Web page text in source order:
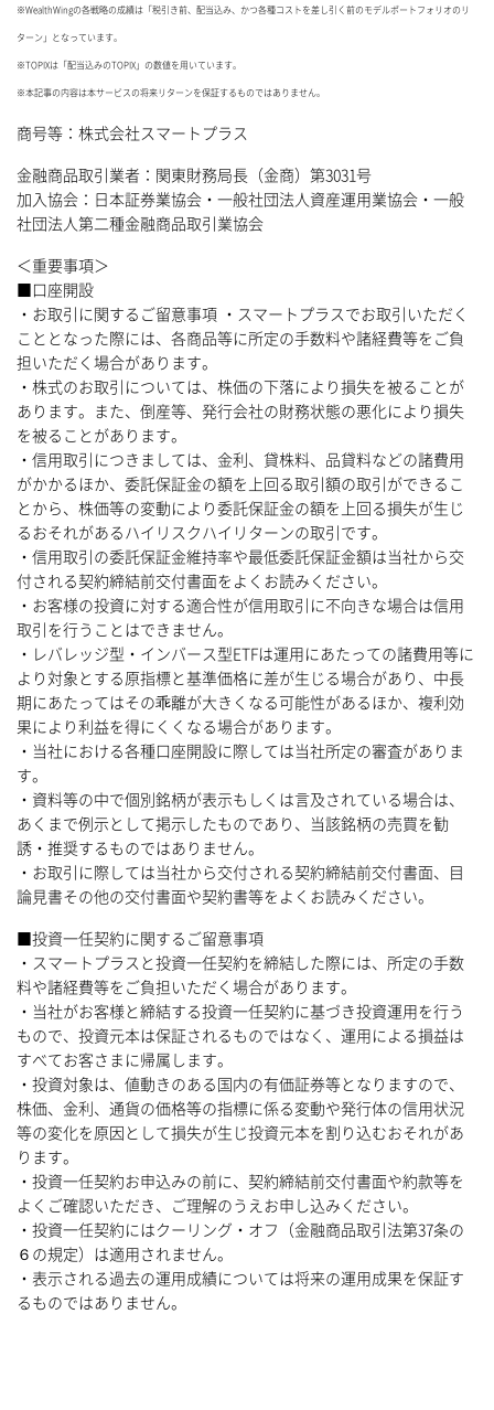
※WealthWingの各戦略の成績は「税引き前、配当込み、かつ各種コストを差し引く前のモデルポートフォリオのリ
ターン」となっています。
※TOPIXは「配当込みのTOPIX」の数値を用いています。
※本記事の内容は本サービスの将来リターンを保証するものではありません。
商号等：株式会社スマートプラス
金融商品取引業者：関東財務局長（金商）第3031号
加入協会：日本証券業協会・一般社団法人資産運用業協会・一般
社団法人第二種金融商品取引業協会
＜重要事項＞
■口座開設
・お取引に関するご留意事項 ・スマートプラスでお取引いただく
こととなった際には、各商品等に所定の手数料や諸経費等をご負
担いただく場合があります。
・株式のお取引については、株価の下落により損失を被ることが
あります。また、倒産等、発行会社の財務状態の悪化により損失
を被ることがあります。
・信用取引につきましては、金利、貸株料、品貸料などの諸費用
がかかるほか、委託保証金の額を上回る取引額の取引ができるこ
とから、株価等の変動により委託保証金の額を上回る損失が生じ
るおそれがあるハイリスクハイリターンの取引です。
・信用取引の委託保証金維持率や最低委託保証金額は当社から交
付される契約締結前交付書面をよくお読みください。
・お客様の投資に対する適合性が信用取引に不向きな場合は信用
取引を行うことはできません。
・レバレッジ型・インバース型ETFは運用にあたっての諸費用等に
より対象とする原指標と基準価格に差が生じる場合があり、中長
期にあたってはその乖離が大きくなる可能性があるほか、複利効
果により利益を得にくくなる場合があります。
・当社における各種口座開設に際しては当社所定の審査がありま
す。
・資料等の中で個別銘柄が表示もしくは言及されている場合は、
あくまで例示として掲示したものであり、当該銘柄の売買を勧
誘・推奨するものではありません。
・お取引に際しては当社から交付される契約締結前交付書面、目
論見書その他の交付書面や契約書等をよくお読みください。
■投資一任契約に関するご留意事項
・スマートプラスと投資一任契約を締結した際には、所定の手数
料や諸経費等をご負担いただく場合があります。
・当社がお客様と締結する投資一任契約に基づき投資運用を行う
もので、投資元本は保証されるものではなく、運用による損益は
すべてお客さまに帰属します。
・投資対象は、値動きのある国内の有価証券等となりますので、
株価、金利、通貨の価格等の指標に係る変動や発行体の信用状況
等の変化を原因として損失が生じ投資元本を割り込むおそれがあ
ります。
・投資一任契約お申込みの前に、契約締結前交付書面や約款等を
よくご確認いただき、ご理解のうえお申し込みください。
・投資一任契約にはクーリング・オフ（金融商品取引法第37条の
６の規定）は適用されません。
・表示される過去の運用成績については将来の運用成果を保証す
るものではありません。